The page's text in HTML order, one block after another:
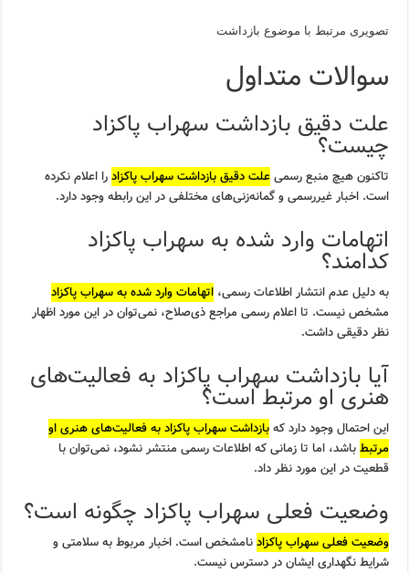
تصویری مرتبط با موضوع بازداشت
سوالات متداول
علت دقیق بازداشت سهراب پاکزاد
چیست؟
تاکنون هیچ منبع رسمیعلت دقیق بازداشت سهراب پاکزادرا اعلام نکرده
است. اخبار غیررسمی و گمانه‌زنی‌های مختلفی در این رابطه وجود دارد.
اتهامات وارد شده به سهراب پاکزاد
کدامند؟
به دلیل عدم انتشار اطلاعات رسمی،اتهامات وارد شده به سهراب پاکزاد
مشخص نیست. تا اعلام رسمی مراجع ذی‌صلاح، نمی‌توان در این مورد اظهار
نظر دقیقی داشت.
آیا بازداشت سهراب پاکزاد به فعالیت‌های
هنری او مرتبط است؟
این احتمال وجود دارد کهبازداشت سهراب پاکزاد به فعالیت‌های هنری او
مرتبطباشد، اما تا زمانی که اطلاعات رسمی منتشر نشود، نمی‌توان با
قطعیت در این مورد نظر داد.
وضعیت فعلی سهراب پاکزاد چگونه است؟
وضعیت فعلی سهراب پاکزادنامشخص است. اخبار مربوط به سلامتی و
شرایط نگهداری ایشان در دسترس نیست.